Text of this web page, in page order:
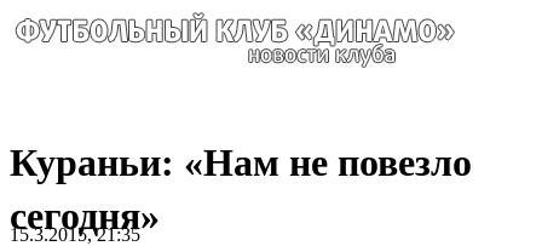
Кураньи: «Нам не повезло
сегодня»
15.3.2015, 21:35